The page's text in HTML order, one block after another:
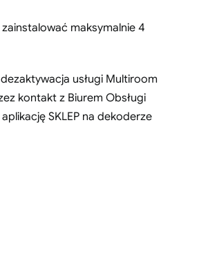
maksymalnie 4
usługi Multiroom
kontakt z Biurem Obsługi
SKLEP na dekoderze